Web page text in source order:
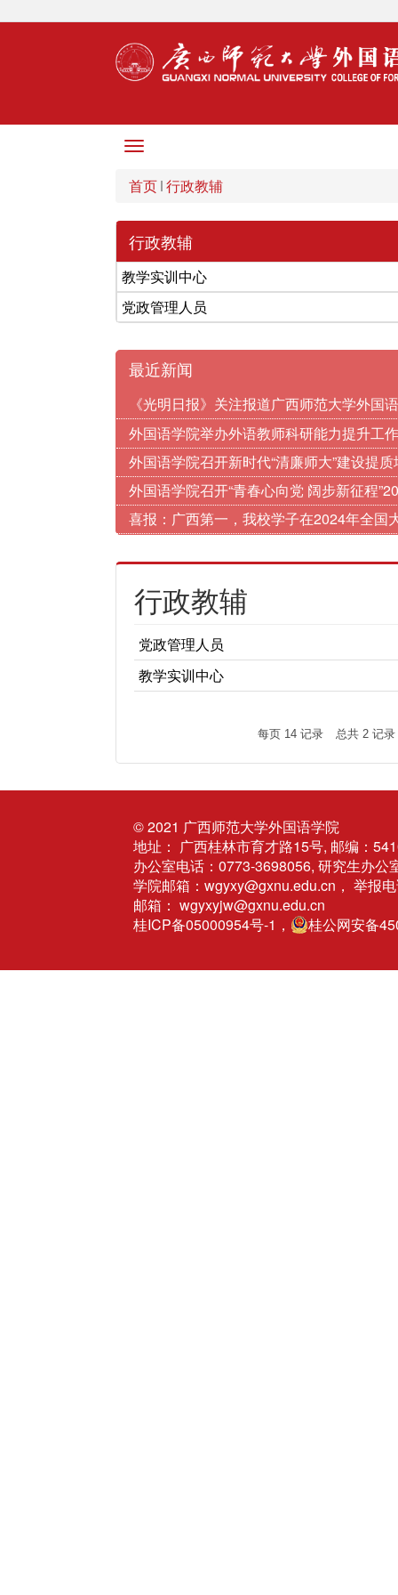
Toggle
首页 行政教辅
行政教辅
教学实训中心
党政管理人员
最近新闻
《光明日报》关注报道广西师范大学外
外国语学院举办外语教师科研能力提升工
外国语学院召开新时代“清廉师大”建设提
外国语学院召开“青春心向党 阔步新征程
喜报：广西第一，我校学子在2024年全国
行政教辅
党政管理人员
教学实训中心
每页 14 记录 总共 2 记录
© 2021 广西师范大学外国语学院
地址： 广西桂林市育才路15号, 邮编：
办公室电话：0773-3698056, 研究生办公
学院邮箱：wgyxy@gxnu.edu.cn， 举报
邮箱： wgyxyjw@gxnu.edu.cn
桂ICP备05000954号-1，
桂公网安备